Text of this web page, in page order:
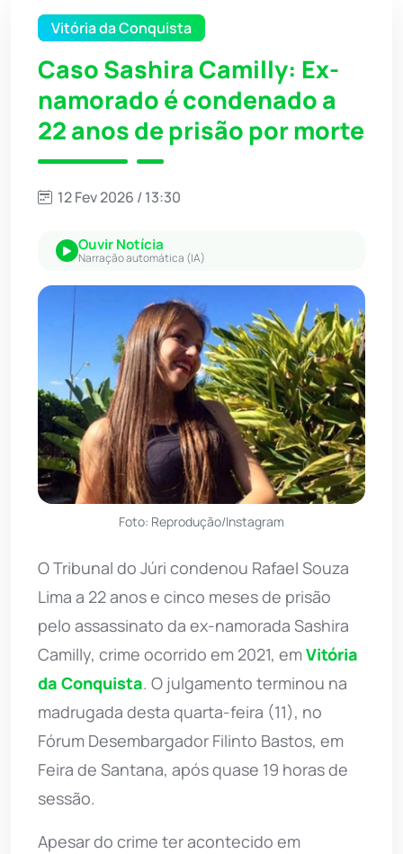
Vitória da Conquista
Caso Sashira Camilly: Ex-
namorado é condenado a
22 anos de prisão por morte
12 Fev 2026 / 13:30
Ouvir Notícia
Narração automática (IA)
Foto: Reprodução/Instagram
O Tribunal do Júri condenou Rafael Souza
Lima a 22 anos e cinco meses de prisão
pelo assassinato da ex-namorada Sashira
Camilly, crime ocorrido em 2021, emVitória
da Conquista. O julgamento terminou na
madrugada desta quarta-feira (11), no
Fórum Desembargador Filinto Bastos, em
Feira de Santana, após quase 19 horas de
sessão.
Apesar do crime ter acontecido em